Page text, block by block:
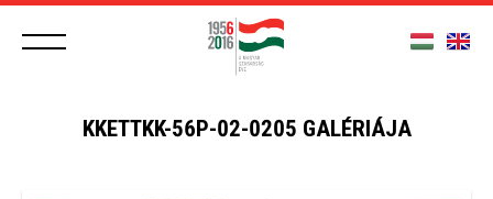
KKETTKK-56P-02-0205 GALÉRIÁJA